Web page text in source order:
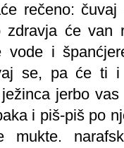
rečeno:
zdravja će
vode i
se, pa će ti
jerbo
i piš-piš po
mukte.